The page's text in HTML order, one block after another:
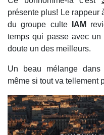
présente plus! Le rappeur
du groupe culte
IAM
temps qui passe avec
doute un des meilleurs.
Un beau mélange
même si tout va tellement